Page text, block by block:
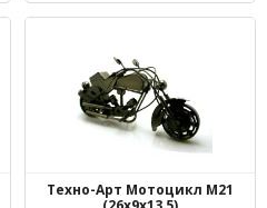
Техно-Арт Мотоцикл M21